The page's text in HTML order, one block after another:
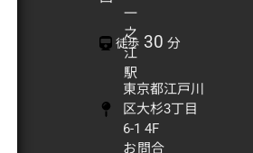
一
之
江
駅
徒歩 30 分
東京都江戸川
区大杉3丁目
6-1 4F
お問合